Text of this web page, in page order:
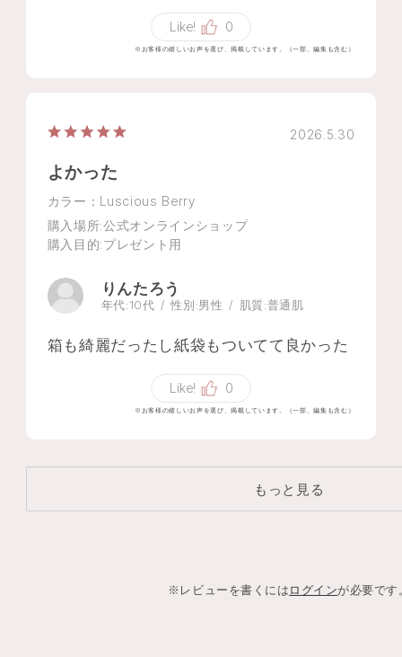
Like! 0
※お客様の嬉しいお声を選び、掲載しています。（一部、編集も含む）
2026.5.30
よかった
カラー：Luscious Berry
購入場所:公式オンラインショップ
購入目的:プレゼント用
りんたろう
年代:10代 性別:男性 肌質:普通肌
箱も綺麗だったし紙袋もついてて良かった
Like! 0
※お客様の嬉しいお声を選び、掲載しています。（一部、編集も含む）
もっと見る
※レビューを書くにはログインが必要です